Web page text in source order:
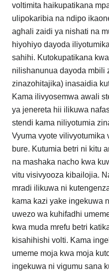
voltimita haikupatikana
ulipokaribia na ndipo
aghali zaidi ya nishati na
hiyohiyo dayoda
sahihi. Kutokupatikana
nilishanunua dayoda mbili
zinazohitajika) inasaidia
Kama ilivyosemwa awali
ya jenereta hii ilikuwa
stendi kama niliyotumia
Vyuma vyote
bure. Kutumia betri ni kitu
na mashaka nacho kwa
vitu visivyooza kibailojia.
mradi ilikuwa ni
kama kazi yake ingekuwa
uwezo wa kuhifadhi
kwa muda mrefu betri
kisahihishi volti. Kama
umeme moja kwa moja
ingekuwa ni vigumu sana